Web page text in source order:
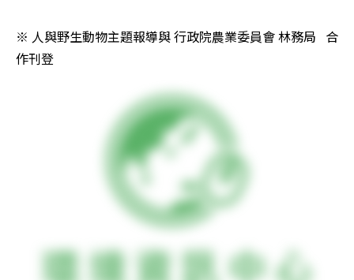
※ 人與野生動物主題報導與 行政院農業委員會 林務局   合
作刊登